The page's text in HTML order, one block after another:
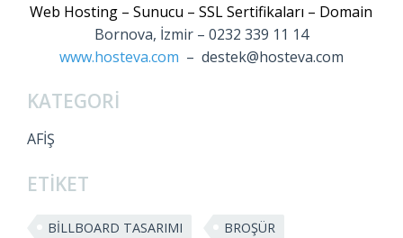
Web Hosting – Sunucu – SSL Sertifikaları – Domain
Bornova, İzmir – 0232 339 11 14
www.hosteva.com – destek@hosteva.com
KATEGORİ
AFİŞ
ETİKET
BILLBOARD TASARIMI
BROŞÜR